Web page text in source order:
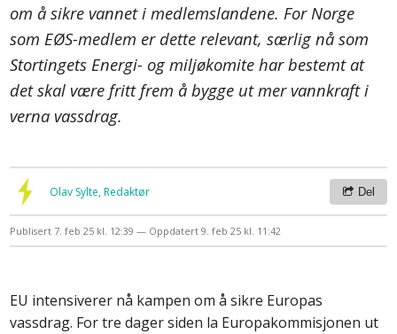
om å sikre vannet i medlemslandene. For Norge
som EØS-medlem er dette relevant, særlig nå som
Stortingets Energi- og miljøkomite har bestemt at
det skal være fritt frem å bygge ut mer vannkraft i
verna vassdrag.
Olav Sylte, Redaktør
Publisert 7. feb 25 kl. 12:39 Oppdatert9. feb 25 kl. 11:42
Del
EU intensiverer nå kampen om å sikre Europas
vassdrag. For tre dager siden la Europakommisjonen ut